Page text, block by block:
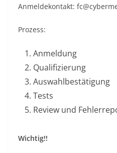
Anmeldekontakt:
Prozess:
Anmeldung
Qualifizierung
Auswahlbestätigung
Tests
Review und
Wichtig!!